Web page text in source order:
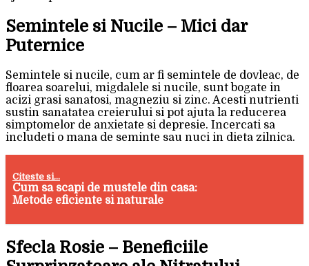
Semintele si Nucile – Mici dar
Puternice
Semintele si nucile, cum ar fi semintele de dovleac, de
floarea soarelui, migdalele si nucile, sunt bogate in
acizi grasi sanatosi, magneziu si zinc. Acesti nutrienti
sustin sanatatea creierului si pot ajuta la reducerea
simptomelor de anxietate si depresie. Incercati sa
includeti o mana de seminte sau nuci in dieta zilnica.
Citeste si...
Cum sa scapi de mustele din casa:
Metode eficiente si naturale
Sfecla Rosie – Beneficiile